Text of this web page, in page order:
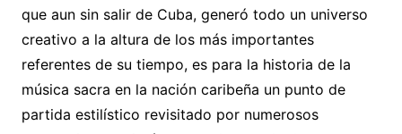
que aun sin salir de Cuba, generó todo un universo
creativo a la altura de los más importantes
referentes de su tiempo, es para la historia de la
música sacra en la nación caribeña un punto de
partida estilístico revisitado por numerosos